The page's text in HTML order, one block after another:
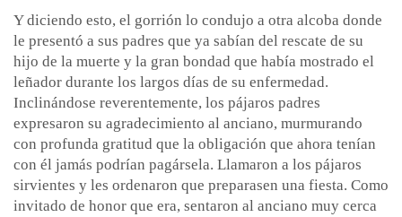
Y diciendo esto, el gorrión lo condujo a otra alcoba donde
le presentó a sus padres que ya sabían del rescate de su
hijo de la muerte y la gran bondad que había mostrado el
leñador durante los largos días de su enfermedad.
Inclinándose reverentemente, los pájaros padres
expresaron su agradecimiento al anciano, murmurando
con profunda gratitud que la obligación que ahora tenían
con él jamás podrían pagársela. Llamaron a los pájaros
sirvientes y les ordenaron que preparasen una fiesta. Como
invitado de honor que era, sentaron al anciano muy cerca